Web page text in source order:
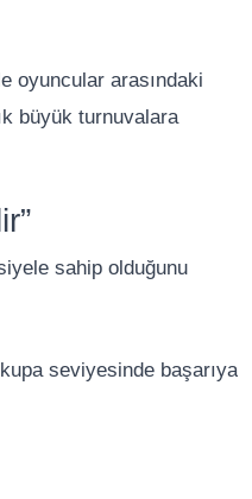
oyuncular arasındaki
büyük turnuvalara
sahip olduğunu
seviyesinde başarıya